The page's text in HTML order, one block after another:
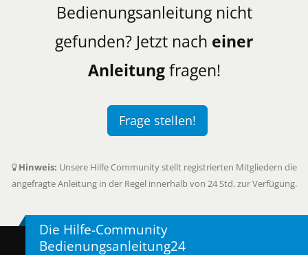
Bedienungsanleitung nicht
gefunden? Jetzt nach einer
Anleitungfragen!
Frage stellen!
Hinweis: Unsere Hilfe Community stellt registrierten Mitgliedern die
angefragte Anleitung in der Regel innerhalb von 24 Std. zur Verfügung.
Die Hilfe-Community
Bedienungsanleitung24